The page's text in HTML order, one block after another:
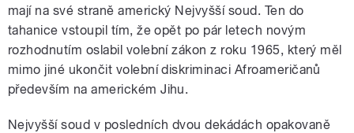
mají na své straně americký Nejvyšší soud. Ten do
tahanice vstoupil tím, že opět po pár letech novým
rozhodnutím oslabil volební zákon z roku 1965, který měl
mimo jiné ukončit volební diskriminaci Afroameričanů
především na americkém Jihu.
Nejvyšší soud v posledních dvou dekádách opakovaně